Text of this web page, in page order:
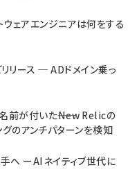
ウェアエンジニアは何をする
リース ─ ADドメイン乗っ
前が付いた――New Relicの
のアンチパターンを検知
へ ーAIネイティブ世代に